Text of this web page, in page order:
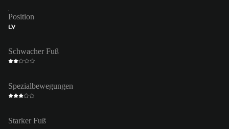
Position
LV
Schwacher Fuß
Spezialbewegungen
Starker Fuß